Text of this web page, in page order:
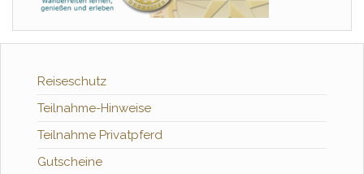
Reiseschutz
Teilnahme-Hinweise
Teilnahme Privatpferd
Gutscheine